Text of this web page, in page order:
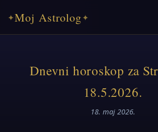
✦Moj Astrolog✦
Dnevni horoskop za
18.5.2026.
18. maj 2026.